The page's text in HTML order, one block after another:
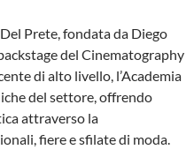
Prete, fondata da Diego
del Cinematography
di alto livello, l’Academia
del settore, offrendo
attraverso la
fiere e sfilate di moda.